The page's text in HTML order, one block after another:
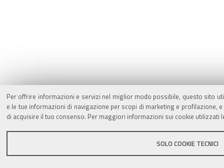
Per offrire informazioni e servizi nel miglior modo possibile, questo sito
e le tue informazioni di navigazione per scopi di marketing e
di acquisire il tuo consenso. Per maggiori informazioni sui cookie utilizzati
SOLO COOKIE TECNICI